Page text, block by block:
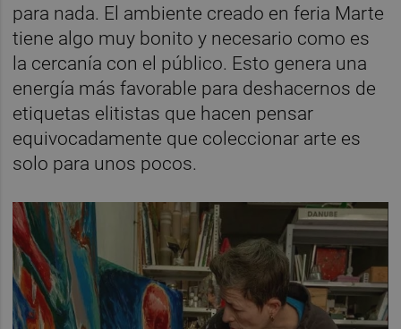
para nada. El ambiente creado en feria Marte
tiene algo muy bonito y necesario como es
la cercanía con el público. Esto genera una
energía más favorable para deshacernos de
etiquetas elitistas que hacen pensar
equivocadamente que coleccionar arte es
solo para unos pocos.